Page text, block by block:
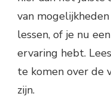
van
lessen, of je nu
ervaring hebt.
te komen over de
zijn.